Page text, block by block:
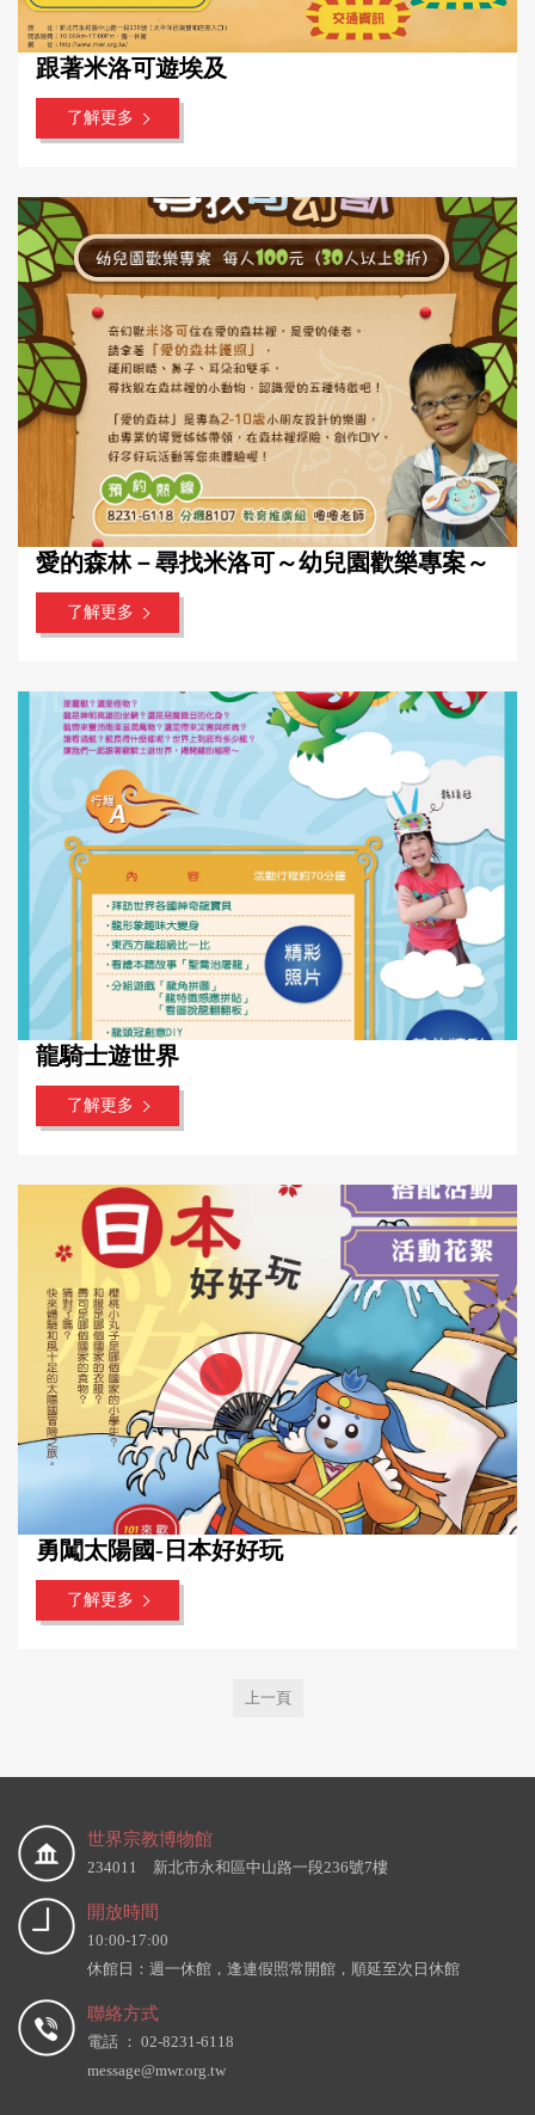
跟著米洛可遊埃及
了解更多
愛的森林－尋找米洛可～幼兒園歡樂專案～
了解更多
龍騎士遊世界
了解更多
勇闖太陽國-日本好好玩
了解更多
上一頁
世界宗教博物館
234011 新北市永和區中山路一段236號7樓
開放時間
10:00-17:00
休館日：週一休館，逢連假照常開館，順延至次日休館
聯絡方式
電話 ： 02-8231-6118
message@mwr.org.tw